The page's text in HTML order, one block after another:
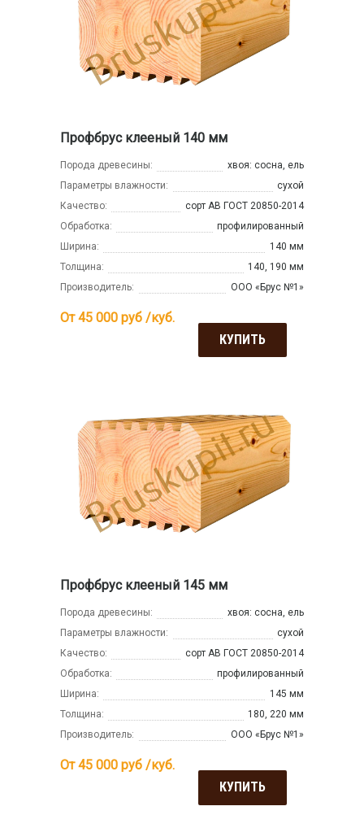
Профбрус клееный 140 мм
Порода древесины:
хвоя: сосна, ель
Параметры влажности:
сухой
Качество:
сорт АВ ГОСТ 20850-2014
Обработка:
профилированный
Ширина:
140 мм
Толщина:
140, 190 мм
Производитель:
ООО «Брус №1»
От 45 000 руб /куб.
КУПИТЬ
Профбрус клееный 145 мм
Порода древесины:
хвоя: сосна, ель
Параметры влажности:
сухой
Качество:
сорт АВ ГОСТ 20850-2014
Обработка:
профилированный
Ширина:
145 мм
Толщина:
180, 220 мм
Производитель:
ООО «Брус №1»
От 45 000 руб /куб.
КУПИТЬ